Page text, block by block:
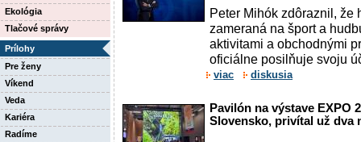
Ekológia
Tlačové správy
Prílohy
Pre ženy
Víkend
Veda
Kariéra
Radíme
Peter Mihók zdôraznil, že
zameraná na šport a
aktivitami a obchodnými
oficiálne posilňuje svoju
viac diskusia
Pavilón na výstave EXPO
Slovensko, privítal už dva